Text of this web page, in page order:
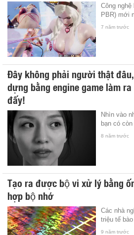
Công
PBR) mới
7 năm trước
Đây không phải người thật
dựng bằng engine game làm ra
đấy!
Nhìn vào
bạn có
8 năm trước
Tạo ra được bộ vi xử lý bằng
hợp bộ nhớ
Các nhà
triệu tế
9 năm trước